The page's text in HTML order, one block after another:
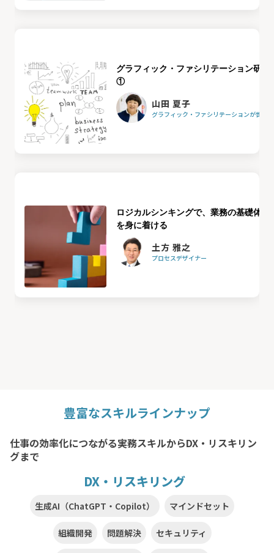
グラフィック・ファシリテーション研修
①
山田 夏子
グラフィック・ファシリテーションが世界
ロジカルシンキングで、業務の基礎体力
を身に着ける
土方 雅之
プロセスデザイナー
豊富なスキルラインナップ
仕事の効率化につながる実務スキルからDX・リスキリン
グまで
DX・リスキリング
生成AI（ChatGPT・Copilot） マインドセット
組織開発 問題解決 セキュリティ